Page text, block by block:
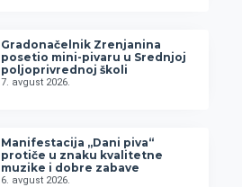
Gradonačelnik Zrenjanina
posetio mini-pivaru u Srednjoj
poljoprivrednoj školi
7. avgust 2026.
Manifestacija „Dani piva“
protiče u znaku kvalitetne
muzike i dobre zabave
6. avgust 2026.